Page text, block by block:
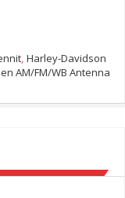
Harley-Davidson
AM/FM/WB Antenna